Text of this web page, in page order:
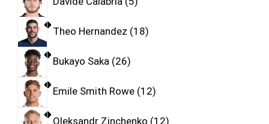
Theo Hernandez 18
Bukayo Saka 26
Emile Smith Rowe 12
Oleksandr Zinchenko 12